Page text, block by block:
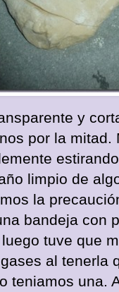
y
por la mitad.
limpio de
la
bandeja con
tuve que
al tenerla
teniamos una.